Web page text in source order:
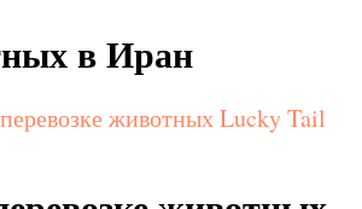
в Иран
животных Lucky Tail